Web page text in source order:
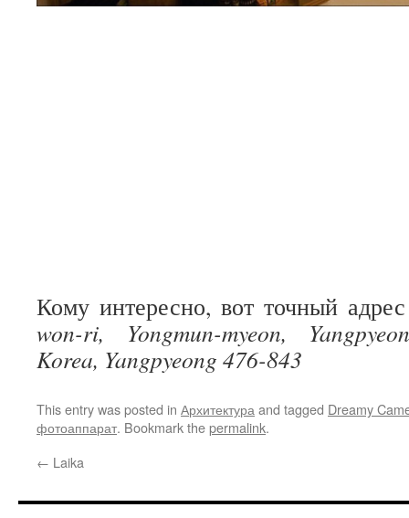
Кому интересно, вот точный
won-ri, Yongmun-myeon,
Korea, Yangpyeong 476-843
This entry was posted in Архитектура and tagged Dreamy
фотоаппарат. Bookmark thepermalink.
← Laika